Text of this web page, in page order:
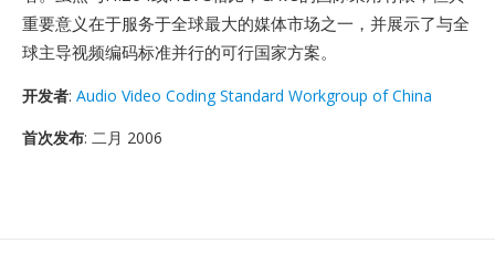
重要意义在于服务于全球最大的媒体市场之一，并展示了与全
球主导视频编码标准并行的可行国家方案。
开发者: Audio Video Coding Standard Workgroup of China
首次发布: 二月 2006